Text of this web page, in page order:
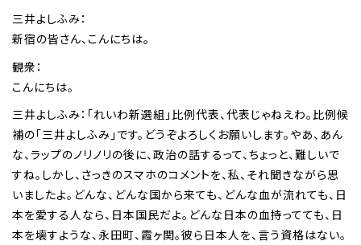
三井よしふみ：
新宿の皆さん、こんにちは。
観衆：
こんにちは。
三井よしふみ：「れいわ新選組」比例代表、代表じゃねえわ。比例候
補の「三井よしふみ」です。どうぞよろしくお願いします。やあ、あん
な、ラップのノリノリの後に、政治の話するって、ちょっと、難しいで
すね。しかし、さっきのスマホのコメントを、私、それ聞きながら思
いましたよ。どんな、どんな国から来ても、どんな血が流れても、日
本を愛する人なら、日本国民だよ。どんな日本の血持ってても、日
本を壊すような、永田町、霞ヶ関。彼ら日本人を、言う資格はない。